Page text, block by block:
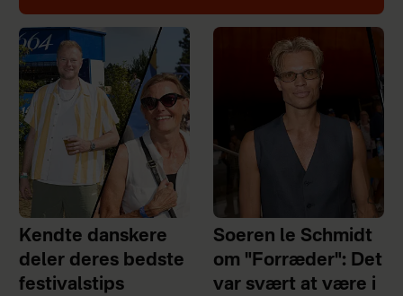
Kendte danskere
deler deres bedste
festivalstips
Soeren le Schmidt
om "Forræder": Det
var svært at være i